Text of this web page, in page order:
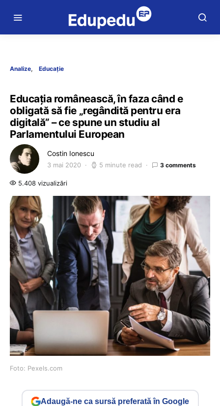
Analize Educație
Educația românească, în faza când e
obligată să fie „regândită pentru era
digitală” – ce spune un studiu al
Parlamentului European
Costin Ionescu
3 mai 2020 5 minute read 3 comments
5.408 vizualizări
Foto: Pexels.com
Adaugă-ne ca sursă preferată în Google